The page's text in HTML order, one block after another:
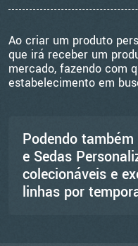
Ao criar um produto
que irá receber um
mercado, fazendo com
estabelecimento em
Podendo
e Sedas
colecionáveis e
linhas por